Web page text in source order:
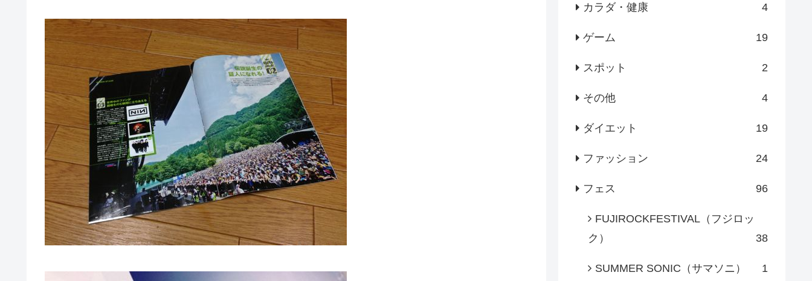
カラダ・健康 4
ゲーム 19
スポット 2
その他 4
ダイエット 19
ファッション 24
フェス 96
FUJIROCKFESTIVAL（フジロッ
ク）
38
SUMMER SONIC（サマソニ） 1